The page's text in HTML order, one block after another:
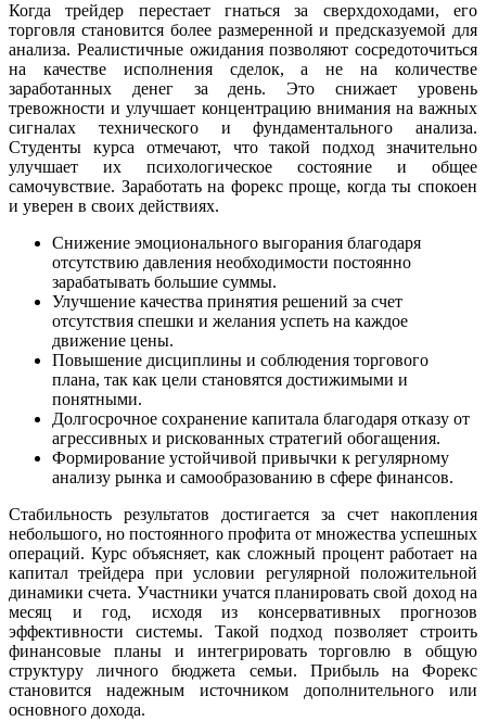
Когда трейдер перестает гнаться за сверхдоходами, его
торговля становится более размеренной и предсказуемой для
анализа. Реалистичные ожидания позволяют сосредоточиться
на качестве исполнения сделок, а не на количестве
заработанных денег за день. Это снижает уровень
тревожности и улучшает концентрацию внимания на важных
сигналах технического и фундаментального анализа.
Студенты курса отмечают, что такой подход значительно
улучшает их психологическое состояние и общее
самочувствие. Заработать на форекс проще, когда ты спокоен
и уверен в своих действиях.
Снижение эмоционального выгорания благодаря
отсутствию давления необходимости постоянно
зарабатывать большие суммы.
Улучшение качества принятия решений за счет
отсутствия спешки и желания успеть на каждое
движение цены.
Повышение дисциплины и соблюдения торгового
плана, так как цели становятся достижимыми и
понятными.
Долгосрочное сохранение капитала благодаря отказу от
агрессивных и рискованных стратегий обогащения.
Формирование устойчивой привычки к регулярному
анализу рынка и самообразованию в сфере финансов.
Стабильность результатов достигается за счет накопления
небольшого, но постоянного профита от множества успешных
операций. Курс объясняет, как сложный процент работает на
капитал трейдера при условии регулярной положительной
динамики счета. Участники учатся планировать свой доход на
месяц и год, исходя из консервативных прогнозов
эффективности системы. Такой подход позволяет строить
финансовые планы и интегрировать торговлю в общую
структуру личного бюджета семьи. Прибыль на Форекс
становится надежным источником дополнительного или
основного дохода.